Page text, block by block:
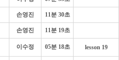
손영진 11분 30초
손영진 11분 19초
이수정 05분 18초 lesson 19